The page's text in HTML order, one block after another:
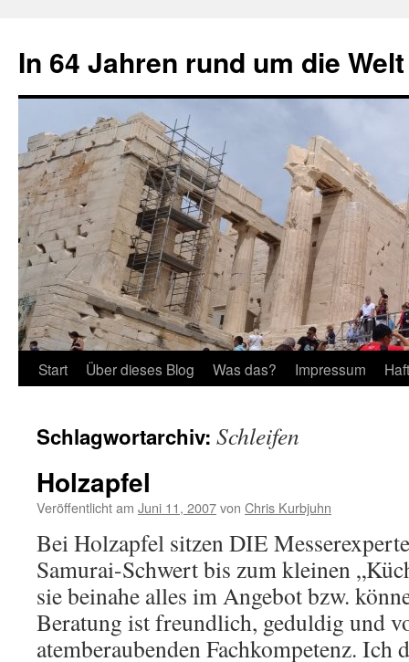
springen
In 64 Jahren rund um die Welt
Start Über dieses Blog Was das? Impressum
Schlagwortarchiv: Schleifen
Holzapfel
Veröffentlicht am Juni 11, 2007von Chris Kurbjuhn
Bei Holzapfel sitzen DIE
Samurai-Schwert bis zum kleinen
sie beinahe alles im Angebot bzw.
Beratung ist freundlich, geduldig und
atemberaubenden Fachkompetenz. Ich